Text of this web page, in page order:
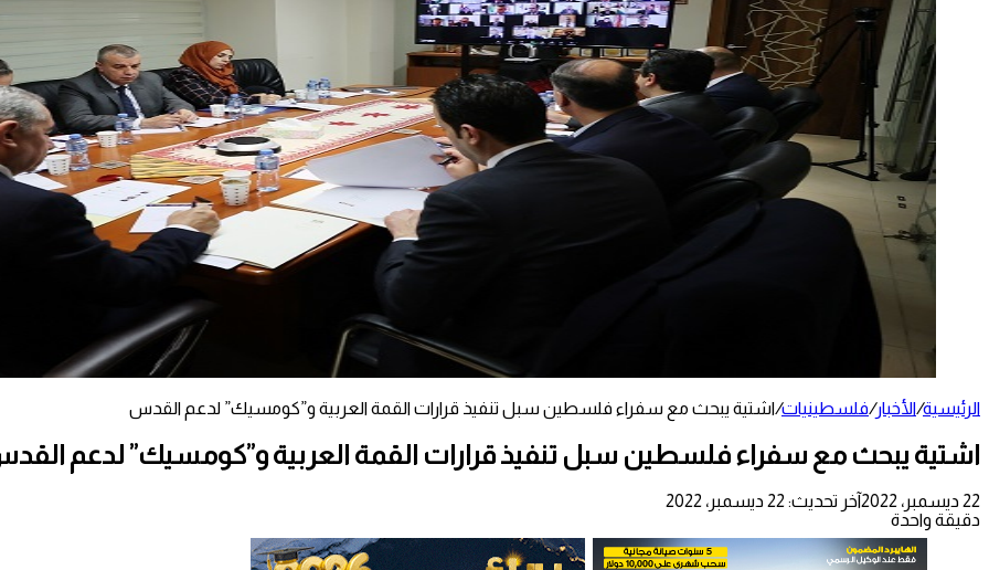
الرئيسية/الأخبار/فلسطينيات/اشتية يبحث مع سفراء فلسطين سبل تنفيذ قرارات القمة العربية و”كومسيك” لدعم القدس
اشتية يبحث مع سفراء فلسطين سبل تنفيذ قرارات القمة العربية و”كومسيك” لدعم
22 ديسمبر، 2022
آخر تحديث: 22 ديسمبر، 2022
دقيقة واحدة